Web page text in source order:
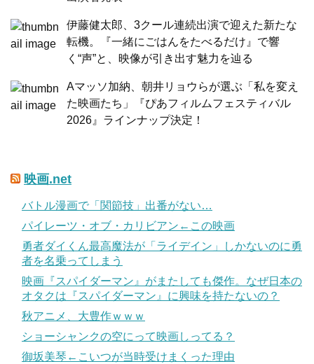
伊藤健太郎、3クール連続出演で迎えた新たな
転機。『一緒にごはんをたべるだけ』で響
く“声”と、映像が引き出す魅力を辿る
Aマッソ加納、朝井リョウらが選ぶ「私を変え
た映画たち」『ぴあフィルムフェスティバル
2026』ラインナップ決定！
映画.net
バトル漫画で「関節技」出番がない…
パイレーツ・オブ・カリビアン←この映画
勇者ダイくん最高魔法が「ライデイン」しかないのに勇
者を名乗ってしまう
映画『スパイダーマン』がまたしても傑作。なぜ日本の
オタクは『スパイダーマン』に興味を持たないの？
秋アニメ、大豊作ｗｗｗ
ショーシャンクの空にって映画しってる？
御坂美琴←こいつが当時受けまくった理由